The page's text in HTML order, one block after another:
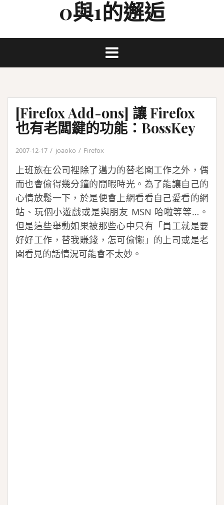
0與1的邂逅
[Firefox Add-ons] 讓 Firefox
也有老闆鍵的功能：BossKey
2007-12-17 joaoko Firefox
上班族在公司裡除了邁力的替老闆工作之外，偶
而也會偷得幾分鐘的閒暇時光。為了能讓自己的
心情放鬆一下，於是便會上網看看自己愛看的網
站、玩個小遊戲或是與朋友 MSN 哈啦等等…。
但是這些舉動如果被那些心中只有「員工就是要
好好工作，替我賺錢，怎可偷懶」的上司或是老
闆看見的話情況可能會不太妙。